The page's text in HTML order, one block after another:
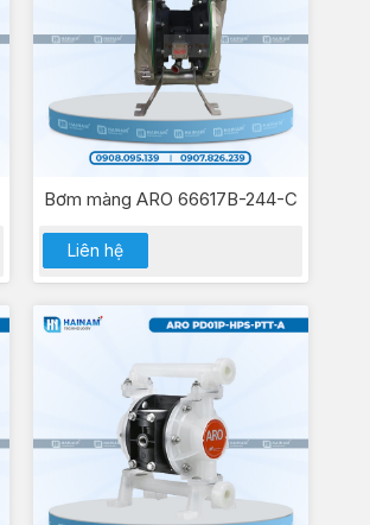
Bơm màng ARO 66617B-244-C
Liên hệ